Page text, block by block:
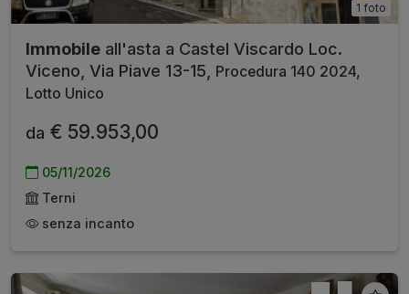
1 foto
Immobile all'asta a Castel Viscardo Loc.
Viceno, Via Piave 13-15,
Procedura 140 2024,
Lotto Unico
da € 59.953,00
05/11/2026
Terni
senza incanto